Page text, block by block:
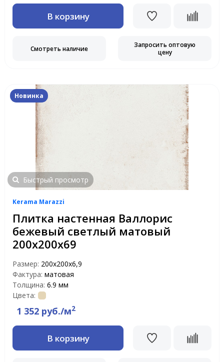
В корзину
Смотреть наличие
Запросить оптовую
цену
Новинка
Быстрый просмотр
Kerama Marazzi
Плитка настенная Валлорис
бежевый светлый матовый
200x200x69
Размер: 200x200x6,9
Фактура: матовая
Толщина: 6.9 мм
Цвета:
1 352 руб./м2
В корзину